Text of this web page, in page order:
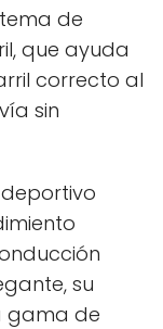
de
que ayuda
correcto al
sin
deportivo
su
gama de